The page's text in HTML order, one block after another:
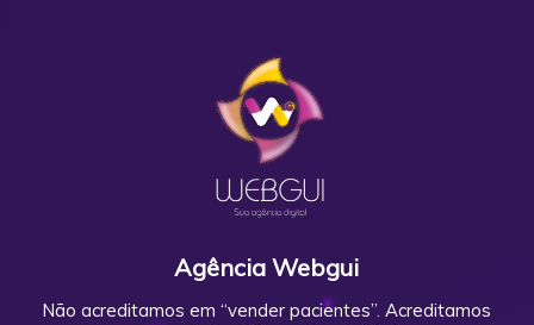
Agência Webgui
Não acreditamos em “vender pacientes”. Acreditamos